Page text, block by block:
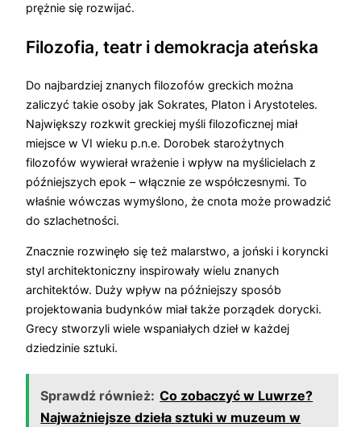
prężnie się rozwijać.
Filozofia, teatr i demokracja ateńska
Do najbardziej znanych filozofów greckich można
zaliczyć takie osoby jak Sokrates, Platon i Arystoteles.
Największy rozkwit greckiej myśli filozoficznej miał
miejsce w VI wieku p.n.e. Dorobek starożytnych
filozofów wywierał wrażenie i wpływ na myślicielach z
późniejszych epok – włącznie ze współczesnymi. To
właśnie wówczas wymyślono, że cnota może prowadzić
do szlachetności.
Znacznie rozwinęło się też malarstwo, a joński i koryncki
styl architektoniczny inspirowały wielu znanych
architektów. Duży wpływ na późniejszy sposób
projektowania budynków miał także porządek dorycki.
Grecy stworzyli wiele wspaniałych dzieł w każdej
dziedzinie sztuki.
Sprawdź również: Co zobaczyć w Luwrze?
Najważniejsze dzieła sztuki w muzeum w